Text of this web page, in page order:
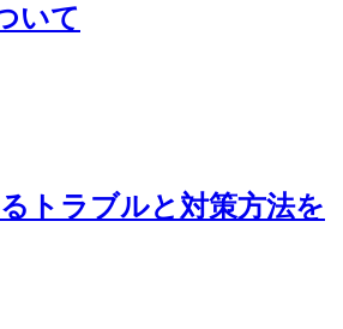
いて
トラブルと対策方法を